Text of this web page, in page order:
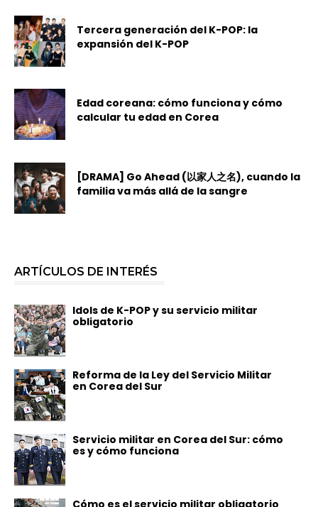
Tercera generación del K-POP: la
expansión del K-POP
Edad coreana: cómo funciona y cómo
calcular tu edad en Corea
[DRAMA] Go Ahead (以家人之名), cuando la
familia va más allá de la sangre
ARTÍCULOS DE INTERÉS
Idols de K-POP y su servicio militar
obligatorio
Reforma de la Ley del Servicio Militar
en Corea del Sur
Servicio militar en Corea del Sur: cómo
es y cómo funciona
Cómo es el servicio militar obligatorio